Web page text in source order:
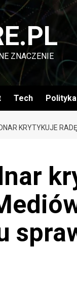
ZNACZENIE
Tech Polityka
KRYTYKUJE